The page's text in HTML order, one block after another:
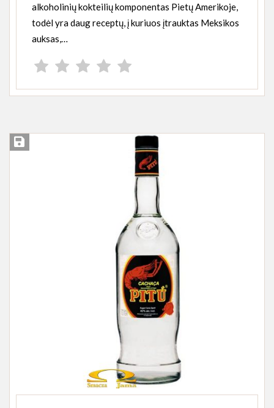
alkoholinių kokteilių komponentas Pietų Amerikoje,
todėl yra daug receptų, į kuriuos įtrauktas Meksikos
auksas,…
Įsiminti